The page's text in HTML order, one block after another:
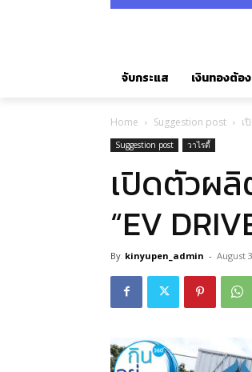
จับกระแส เงินทองต้อ
Home Suggestion post เ
Suggestion post วาไรตี้
เปิดตัวผ
“EV
By kinyupen_admin - August